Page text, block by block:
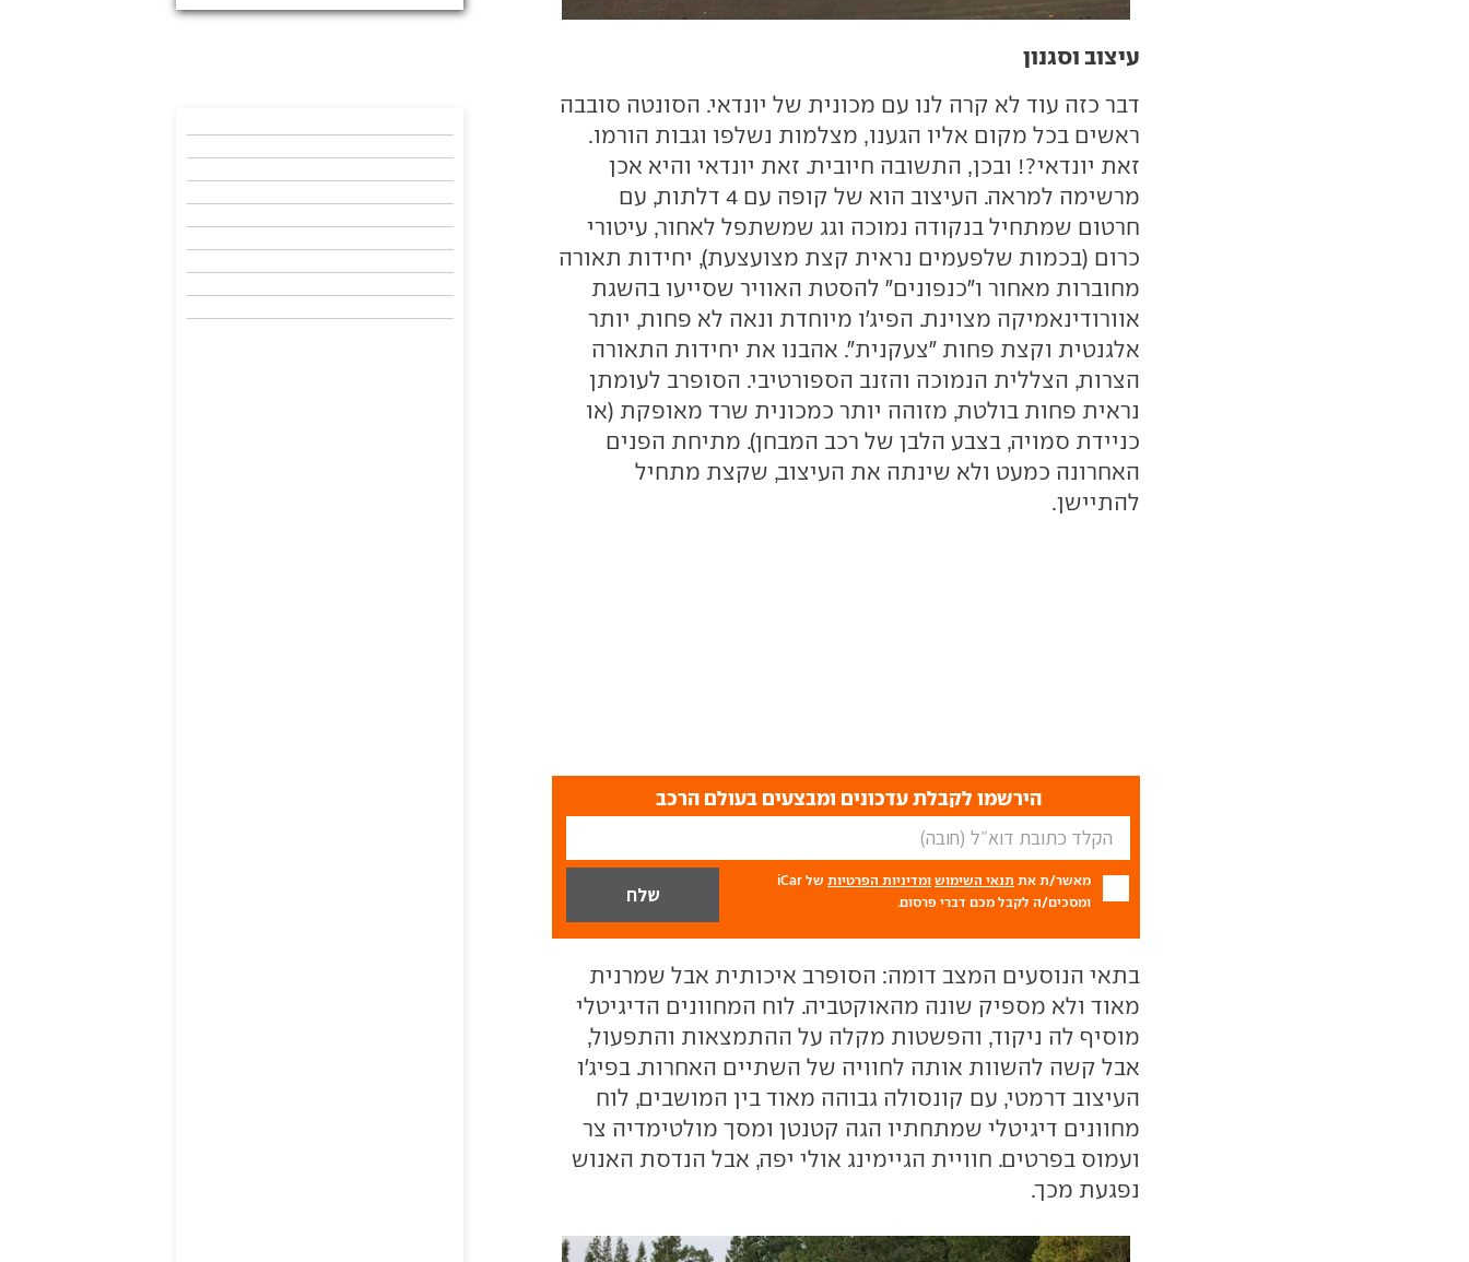
עיצוב וסגנון
דבר כזה עוד לא קרה לנו עם מכונית של יונדאי. הסונטה סובבה
ראשים בכל מקום אליו הגענו, מצלמות נשלפו וגבות הורמו.
זאת יונדאי?! ובכן, התשובה חיובית. זאת יונדאי והיא אכן
מרשימה למראה. העיצוב הוא של קופה עם 4 דלתות, עם
חרטום שמתחיל בנקודה נמוכה וגג שמשתפל לאחור, עיטורי
כרום (בכמות שלפעמים נראית קצת מצועצעת), יחידות תאורה
מחוברות מאחור ו"כנפונים" להסטת האוויר שסייעו בהשגת
אוורודינאמיקה מצוינת. הפיג'ו מיוחדת ונאה לא פחות, יותר
אלגנטית וקצת פחות "צעקנית". אהבנו את יחידות התאורה
הצרות, הצללית הנמוכה והזנב הספורטיבי. הסופרב לעומתן
נראית פחות בולטת, מזוהה יותר כמכונית שרד מאופקת (או
כניידת סמויה, בצבע הלבן של רכב המבחן). מתיחת הפנים
האחרונה כמעט ולא שינתה את העיצוב, שקצת מתחיל
להתיישן.
הירשמו לקבלת עדכונים ומבצעים בעולם הרכב
מאשר/ת את תנאי השימוש ומדיניות הפרטיות
של iCar
ומסכים/ה לקבל מכם דברי פרסום.
בתאי הנוסעים המצב דומה: הסופרב איכותית אבל שמרנית
מאוד ולא מספיק שונה מהאוקטביה. לוח המחוונים הדיגיטלי
מוסיף לה ניקוד, והפשטות מקלה על ההתמצאות והתפעול,
אבל קשה להשוות אותה לחוויה של השתיים האחרות. בפיג'ו
העיצוב דרמטי, עם קונסולה גבוהה מאוד בין המושבים, לוח
מחוונים דיגיטלי שמתחתיו הגה קטנטן ומסך מולטימדיה צר
ועמוס בפרטים. חוויית הגיימינג אולי יפה, אבל הנדסת האנוש
נפגעת מכך.